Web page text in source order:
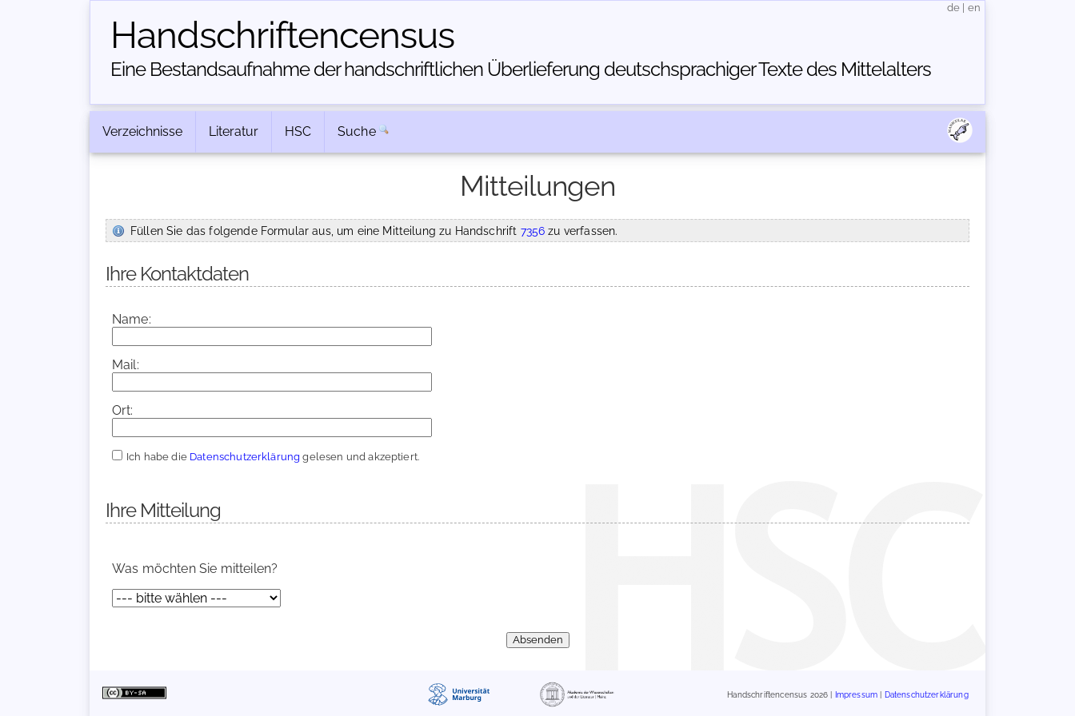
Handschriften­census
Eine Bestandsaufnahme der handschriftlichen Über­lieferung deutschsprachiger Texte des Mittelalters
de en
Verzeichnisse Literatur HSC Suche
Mitteilungen
Füllen Sie das folgende Formular aus, um eine Mitteilung zu Handschrift 7356 zu verfassen.
Ihre Kontaktdaten
Name:
Mail:
Ort:
Ich habe die Datenschutzerklärung gelesen und akzeptiert.
Ihre Mitteilung
Was möchten Sie mitteilen?
Handschriftencensus 2026 | Impressum Datenschutzerklärung